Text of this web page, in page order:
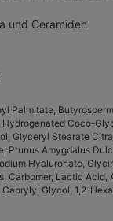
und Ceramiden
Palmitate,
Coco-
Glyceryl Stearate
Prunus Amygdalus
Hyaluronate,
Carbomer, Lactic Acid,
Glycol, 1,2-